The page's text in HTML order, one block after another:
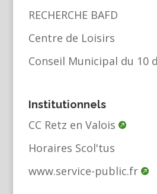
RECHERCHE BAFD
Centre de Loisirs
Conseil Municipal du 10
Institutionnels
CC Retz en Valois
Horaires Scol'tus
www.service-public.fr